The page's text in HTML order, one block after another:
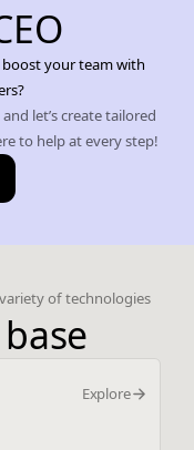
your team with
let’s create tailored
to help at every step!
of technologies
Explore